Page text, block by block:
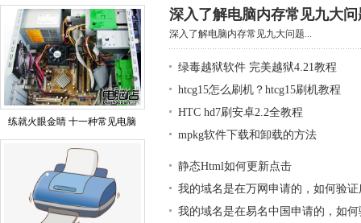
练就火眼金睛 十一种常见电脑
深入了解电脑内存常见九大问
深入了解电脑内存常见九大问题...
绿毒越狱软件 完美越狱4.21教程
htcg15怎么刷机？htcg15刷机教程
HTC hd7刷安卓2.2全教程
mpkg软件下载和卸载的方法
静态Html如何更新点击
我的域名是在万网申请的，如何验
我的域名是在易名中国申请的，如